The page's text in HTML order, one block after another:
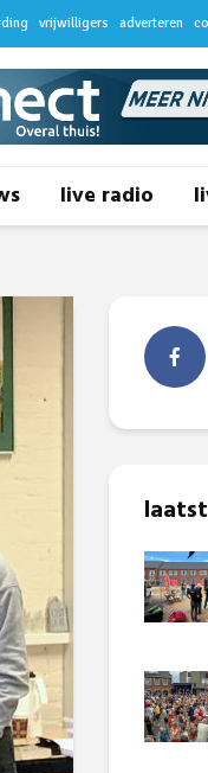
vrijwilligers adverteren
live radio
Huubke:
gezicht
events!
juli 2026
op
basisschool:
groenten